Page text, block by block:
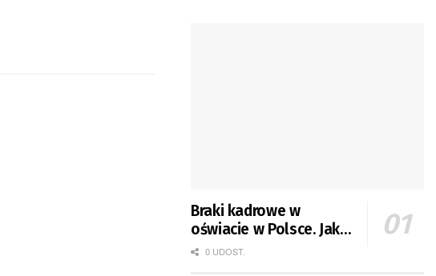
Braki kadrowe w
oświacie w Polsce. Jak
jest w Gorzowie?
0 UDOST.